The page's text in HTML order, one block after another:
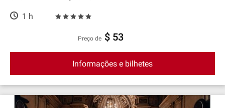
1 h
preço de $ 53
Informações e bilhetes